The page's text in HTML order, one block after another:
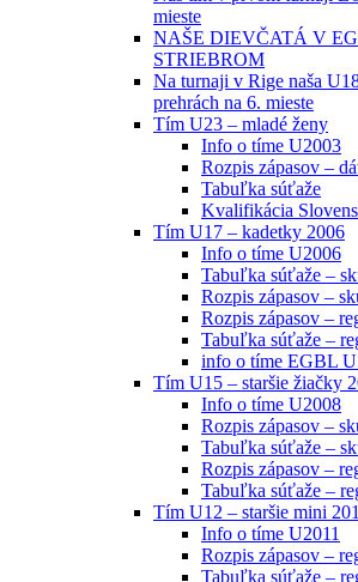
mieste
NAŠE DIEVČATÁ V
STRIEBROM
Na turnaji v Rige naša
prehrách na 6. mieste
Tím U23 – mladé ženy
Info o tíme U2003
Rozpis zápasov –
Tabuľka súťaže
Kvalifikácia
Tím U17 – kadetky 2006
Info o tíme U2006
Tabuľka súťaže –
Rozpis zápasov –
Rozpis zápasov –
Tabuľka súťaže –
info o tíme EGBL
Tím U15 – staršie žiačky
Info o tíme U2008
Rozpis zápasov –
Tabuľka súťaže –
Rozpis zápasov –
Tabuľka súťaže –
Tím U12 – staršie mini
Info o tíme U2011
Rozpis zápasov –
Tabuľka súťaže –